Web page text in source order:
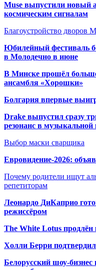
Muse выпустили новый
космическим сигналам
Благоустройство дворов
Юбилейный фестиваль
в Молодечно в июне
В Минске прошёл
ансамбля «Хорошки»
Болгария впервые
Drake выпустил сразу
резонанс в музыкальной
Выбор маски сварщика
Евровидение-2026:
Почему родители ищут
репетиторам
Леонардо ДиКаприо
режиссёром
The White Lotus продлён
Холли Берри
Белорусский шоу-бизнес